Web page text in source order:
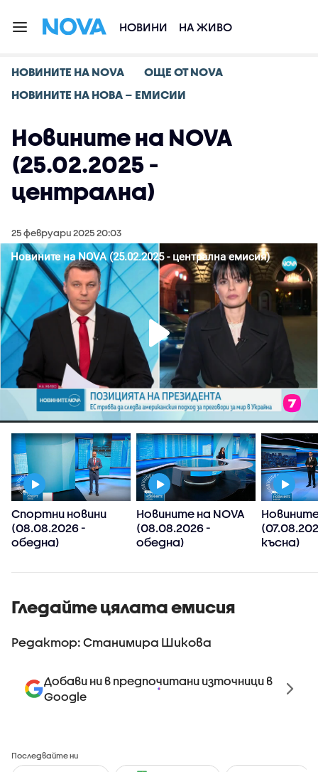
НОВИНИ НА ЖИВО
НОВИНИТЕ НА NOVA
ОЩЕ ОТ NOVA
НОВИНИТЕ НА НОВА – ЕМИСИИ
Новините на NOVA
(25.02.2025 -
централна)
25 февруари 2025 20:03
Спортни новини
(08.08.2026 -
обедна)
Новините на NOVA
(08.08.2026 -
обедна)
късна)
Гледайте цялата емисия
Редактор: Станимира Шикова
Добави ни в предпочитани източници в
Google
Последвайте ни